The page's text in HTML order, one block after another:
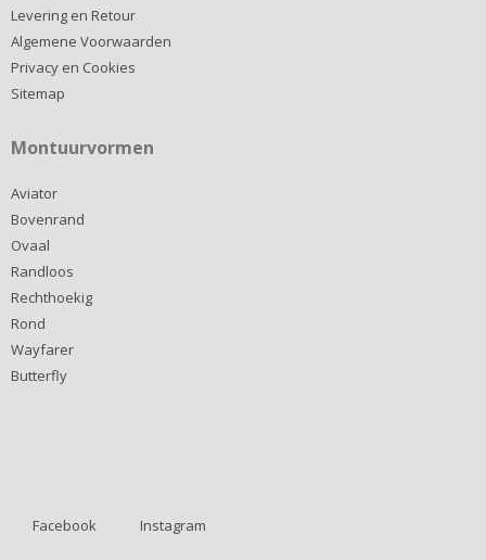
Levering en Retour
Algemene Voorwaarden
Privacy en Cookies
Sitemap
Montuurvormen
Aviator
Bovenrand
Ovaal
Randloos
Rechthoekig
Rond
Wayfarer
Butterfly
Facebook Instagram